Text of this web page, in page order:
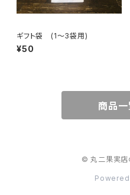
ギフト袋 (1～3袋用)
¥50
商品一
© 丸二果実店